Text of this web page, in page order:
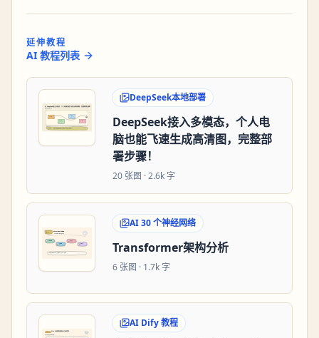
延伸教程
AI 教程列表
DeepSeek本地部署
DeepSeek接入多模态，个人电
脑也能飞速生成高清图，完整部
署步骤！
20 张图 ·2.6k 字
AI 30 个神经网络
Transformer架构分析
6 张图 · 1.7k 字
AI Dify 教程